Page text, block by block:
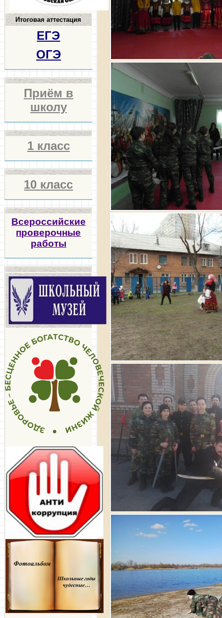
Итоговая аттестация
ЕГЭ
ОГЭ
Приём в
школу
1 класс
10 класс
Всероссийские
проверочные
работы